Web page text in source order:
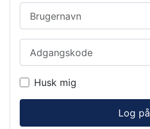
Husk mig
Log på